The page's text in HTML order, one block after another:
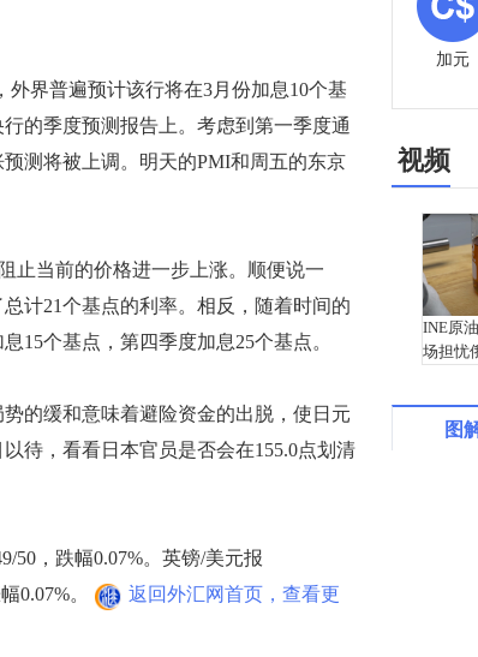
界普遍预计该行将在3月份加息10个基
的季度预测报告上。考虑到第一季度通
测将被上调。明天的PMI和周五的东京
当前的价格进一步上涨。顺便说一
计21个基点的利率。相反，随着时间的
15个基点，第四季度加息25个基点。
缓和意味着避险资金的出脱，使日元
待，看看日本官员是否会在155.0点划清
，跌幅0.07%。英镑/美元报
0.07%。
返回外汇网首页，查看更
加元
视频
INE原
场担忧
图